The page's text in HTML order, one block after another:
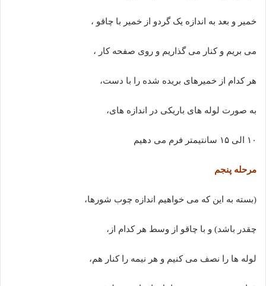
خمیر و بعد به اندازه یک گردو از خمیر با چاقو ،
می بریم و کنار می گذاریم و روی صفحه کار ،
هر کدام از خمیرهای بریده شده را با دست،
به صورت لوله های باریکی در اندازه های،
۱۰ الی ۱۵ سانتیمتر فرم می دهیم
مرحله پنجم
(بسته به این که می خواهیم اندازه چوب شورها،
چقدر باشد) و با چاقو از وسط هر کدام از،
لوله ها را نصف می کنیم و هر نیمه را کنار هم،